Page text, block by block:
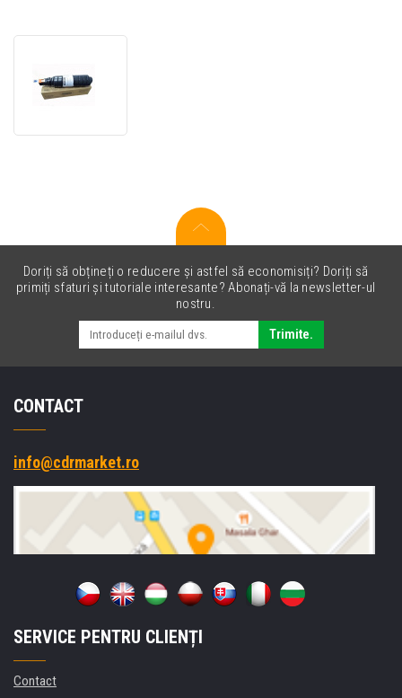
negru
Doriți să obțineți o reducere și astfel să economisiți? Doriți să
primiți sfaturi și tutoriale interesante? Abonați-vă la newsletter-ul
nostru.
Trimite.
CONTACT
info@cdrmarket.ro
SERVICE PENTRU CLIENȚI
Contact